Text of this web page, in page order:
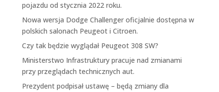
pojazdu od stycznia 2022 roku.
Nowa wersja Dodge Challenger oficjalnie dostępna w
polskich salonach Peugeot i Citroen.
Czy tak będzie wyglądał Peugeot 308 SW?
Ministerstwo Infrastruktury pracuje nad zmianami
przy przeglądach technicznych aut.
Prezydent podpisał ustawę – będą zmiany dla